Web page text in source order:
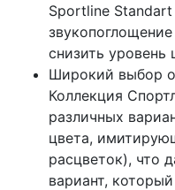
Sportline Standart
снизить уровень
Широкий выбор
Коллекция
различных
цвета,
расцветок), что
вариант,